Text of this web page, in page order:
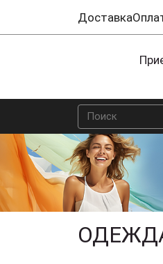
Доставка